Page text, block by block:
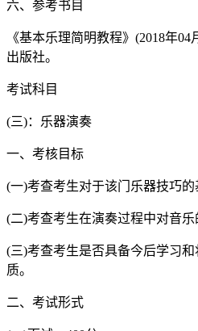
六、参考书目
《基本乐理简明教程》(2018年
出版社。
考试科目
(三)：乐器演奏
一、考核目标
(一)考查考生对于该门乐器技巧
(二)考查考生在演奏过程中对音
(三)考查考生是否具备今后学习
质。
二、考试形式